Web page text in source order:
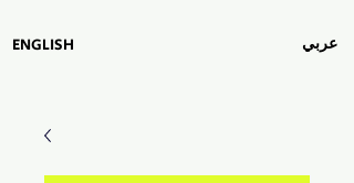
عربي ENGLISH